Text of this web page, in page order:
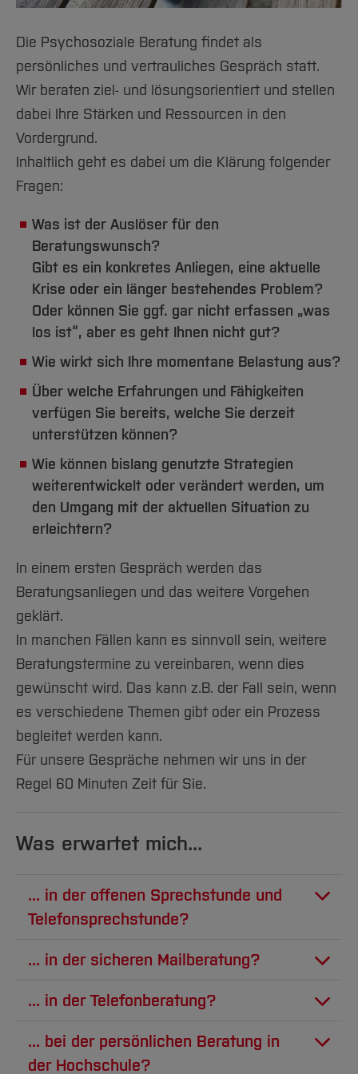
Forschung und Projekte
International
Team
Service
Studiengänge
Studieninteressierte
Aktuelles
Studium
Fachgruppen
Forschung und Entwicklung
International
Team
Service
Amtliche Bekanntmachungen
Notfall-Infos
BO Shop
Familiengerechte Hochschule
Gleichstellung
Diskriminierungsfreie Hochschule
Vertretungen
Wahlen
Hochschulkommunikation
International Office
Medienzentrum
qed-Stiftung
Zentrale Studienberatung
Die Psychosoziale Beratung findet als
persönliches und vertrauliches Gespräch statt.
Wir beraten ziel- und lösungsorientiert und stellen
dabei Ihre Stärken und Ressourcen in den
Vordergrund.
Inhaltlich geht es dabei um die Klärung folgender
Fragen:
Was ist der Auslöser für den
Beratungswunsch?
Gibt es ein konkretes Anliegen, eine aktuelle
Krise oder ein länger bestehendes Problem?
Oder können Sie ggf. gar nicht erfassen „was
los ist“, aber es geht Ihnen nicht gut?
Wie wirkt sich Ihre momentane Belastung aus?
Über welche Erfahrungen und Fähigkeiten
verfügen Sie bereits, welche Sie derzeit
unterstützen können?
Wie können bislang genutzte Strategien
weiterentwickelt oder verändert werden, um
den Umgang mit der aktuellen Situation zu
erleichtern?
In einem ersten Gespräch werden das
Beratungsanliegen und das weitere Vorgehen
geklärt.
In manchen Fällen kann es sinnvoll sein, weitere
Beratungstermine zu vereinbaren, wenn dies
gewünscht wird. Das kann z.B. der Fall sein, wenn
es verschiedene Themen gibt oder ein Prozess
begleitet werden kann.
Für unsere Gespräche nehmen wir uns in der
Regel 60 Minuten Zeit für Sie.
Was erwartet mich...
... in der offenen Sprechstunde und
Telefonsprechstunde?
In der offenen Sprechstunde und der
telefonischen Sprechstunde bieten wir
Ihnen die Möglichkeit Fragen zu den
Angeboten der Psychosozialen Beratung zu
stellen und uns bei Bedarf vor einem Termin
etwas kennen zu lernen.
... in der sicheren Mailberatung?
Nutzen Sie unsere sichere Mailberatung
über ein datensicheres serverbasiertes
Beratungssystem.
Erstanmeldung
... in der Telefonberatung?
Bei einem Telefontermin rufen Sie uns zum
vereinbarten Zeitpunkt unter der
... bei der persönlichen Beratung in
der Hochschule?